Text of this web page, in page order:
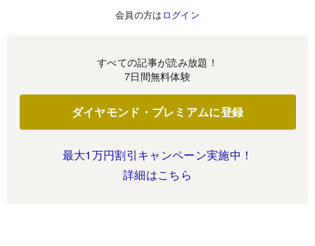
会員の方は ログイン
すべての記事が読み放題！
7日間無料体験
ダイヤモンド・プレミアムに登録
最大1万円割引キャンペーン実施中！
詳細はこちら